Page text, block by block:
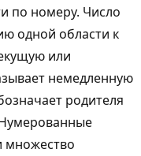
по номеру. Число
одной области к
или
немедленную
родителя
множество